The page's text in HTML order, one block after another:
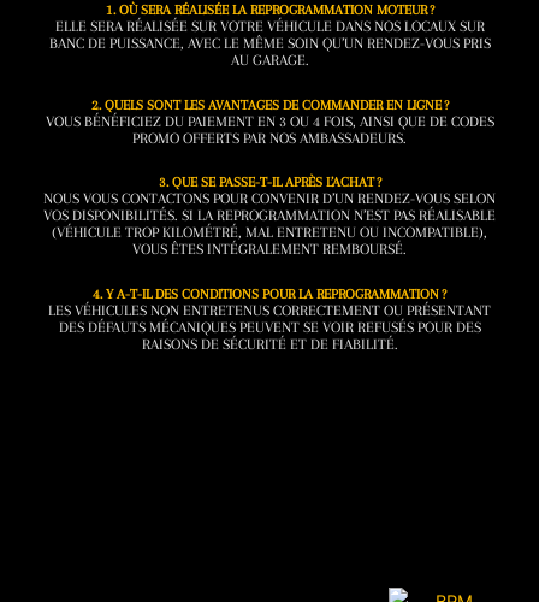
1. OÙ SERA RÉALISÉE LA REPROGRAMMATION MOTEUR ?
ELLE SERA RÉALISÉE SUR VOTRE VÉHICULE DANS NOS LOCAUX SUR
BANC DE PUISSANCE, AVEC LE MÊME SOIN QU’UN RENDEZ-VOUS PRIS
AU GARAGE.
2. QUELS SONT LES AVANTAGES DE COMMANDER EN LIGNE ?
VOUS BÉNÉFICIEZ DU PAIEMENT EN 3 OU 4 FOIS, AINSI QUE DE CODES
PROMO OFFERTS PAR NOS AMBASSADEURS.
3. QUE SE PASSE-T-IL APRÈS L’ACHAT ?
NOUS VOUS CONTACTONS POUR CONVENIR D’UN RENDEZ-VOUS SELON
VOS DISPONIBILITÉS. SI LA REPROGRAMMATION N’EST PAS RÉALISABLE
(VÉHICULE TROP KILOMÉTRÉ, MAL ENTRETENU OU INCOMPATIBLE),
VOUS ÊTES INTÉGRALEMENT REMBOURSÉ.
4. Y A-T-IL DES CONDITIONS POUR LA REPROGRAMMATION ?
LES VÉHICULES NON ENTRETENUS CORRECTEMENT OU PRÉSENTANT
DES DÉFAUTS MÉCANIQUES PEUVENT SE VOIR REFUSÉS POUR DES
RAISONS DE SÉCURITÉ ET DE FIABILITÉ.